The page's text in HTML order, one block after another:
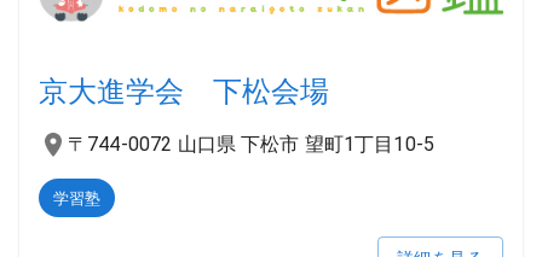
京大進学会 下松会場
〒744-0072 山口県 下松市 望町1丁目10-5
学習塾